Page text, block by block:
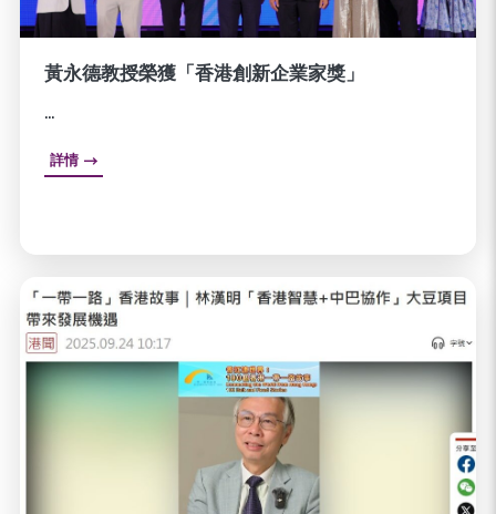
黃永德教授榮獲「香港創新企業家獎」
...
詳情